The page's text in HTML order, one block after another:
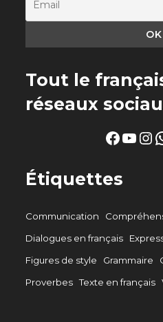
Tout le
réseaux
Facebook
YouTube
Étiquettes
Communication
Dialogues en français
Figures de style
Grammaire
Proverbes Texte en français